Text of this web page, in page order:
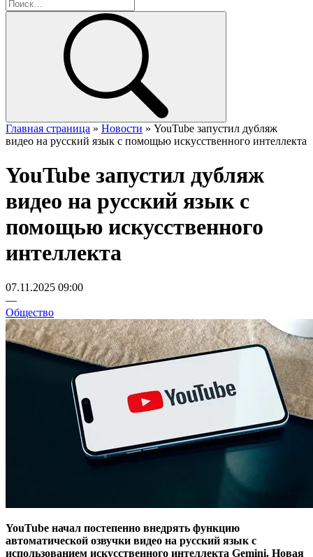
Главная страница » Новости » YouTube запустил дубляж
видео на русский язык с помощью искусственного интеллекта
YouTube запустил дубляж
видео на русский язык с
помощью искусственного
интеллекта
07.11.2025 09:00
—
Общество
YouTube начал постепенно внедрять функцию
автоматической озвучки видео на русский язык с
использованием искусственного интеллекта Gemini. Новая